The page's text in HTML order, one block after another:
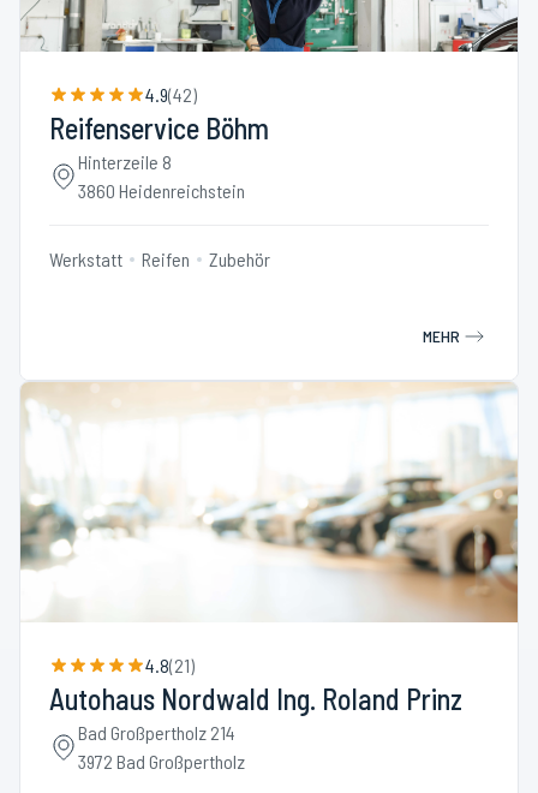
4.9(42)
Reifenservice Böhm
Hinterzeile 8
3860 Heidenreichstein
Werkstatt Reifen Zubehör
MEHR
4.8(21)
Autohaus Nordwald Ing. Roland Prinz
Bad Großpertholz 214
3972 Bad Großpertholz